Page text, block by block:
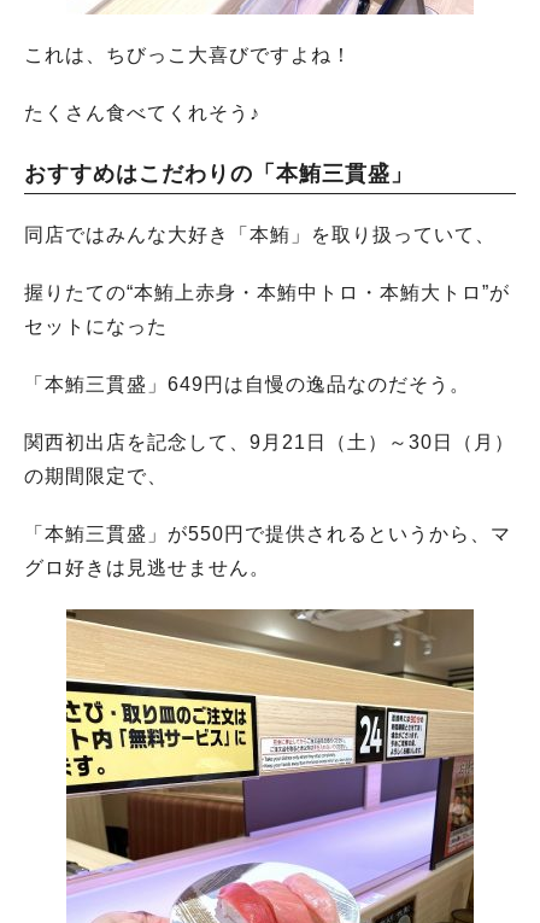
これは、ちびっこ大喜びですよね！
たくさん食べてくれそう♪
おすすめはこだわりの「本鮪三貫盛」
同店ではみんな大好き「本鮪」を取り扱っていて、
握りたての“本鮪上赤身・本鮪中トロ・本鮪大トロ”が
セットになった
「本鮪三貫盛」649円は自慢の逸品なのだそう。
関西初出店を記念して、9月21日（土）～30日（月）
の期間限定で、
「本鮪三貫盛」が550円で提供されるというから、マ
グロ好きは見逃せません。